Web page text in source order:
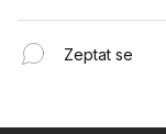
Zeptat se